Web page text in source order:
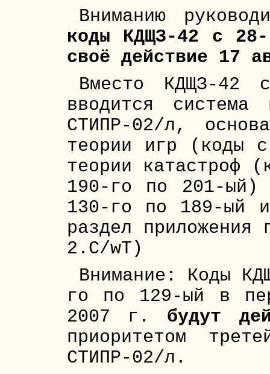
Вниманию
коды КДЩЗ-42 с
своё действие 17
Вместо КДЩЗ-42
вводится система
СТИПР-02/л,
теории игр (коды
теории катастроф
190-го по 201-ый)
130-го по 189-ый
раздел приложения
2.С/wT)
Внимание: Коды
го по 129-ый в
2007 г. будут
приоритетом
СТИПР-02/л.